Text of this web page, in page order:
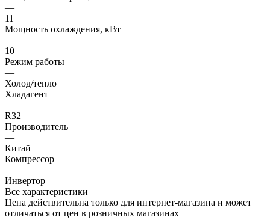
—
11
Мощность охлаждения, кВт
—
10
Режим работы
—
Холод/тепло
Хладагент
—
R32
Производитель
—
Китай
Компрессор
—
Инвертор
Все характеристики
Цена действительна только для интернет-магазина и может
отличаться от цен в розничных магазинах